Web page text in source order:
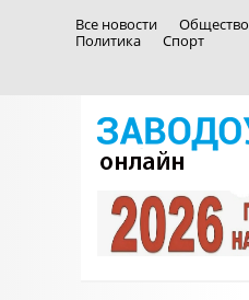
Все новости Общество
Политика
Спорт